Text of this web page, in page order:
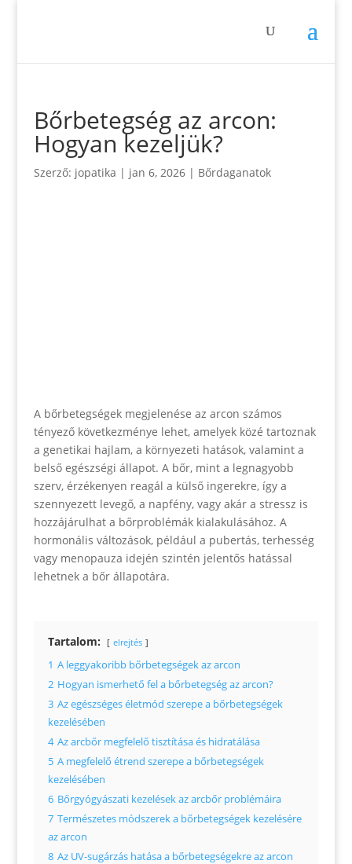
Bőrbetegség az arcon:
Hogyan kezeljük?
Szerző: jopatika | jan 6, 2026| Bőrdaganatok
A bőrbetegségek megjelenése az arcon számos
tényező következménye lehet, amelyek közé tartoznak
a genetikai hajlam, a környezeti hatások, valamint a
belső egészségi állapot. A bőr, mint a legnagyobb
szerv, érzékenyen reagál a külső ingerekre, így a
szennyezett levegő, a napfény, vagy akár a stressz is
hozzájárulhat a bőrproblémák kialakulásához. A
hormonális változások, például a pubertás, terhesség
vagy menopauza idején szintén jelentős hatással
lehetnek a bőr állapotára.
Tartalom: elrejtés
1 A leggyakoribb bőrbetegségek az arcon
2 Hogyan ismerhető fel a bőrbetegség az arcon?
3 Az egészséges életmód szerepe a bőrbetegségek
kezelésében
4 Az arcbőr megfelelő tisztítása és hidratálása
5 A megfelelő étrend szerepe a bőrbetegségek
kezelésében
6 Bőrgyógyászati kezelések az arcbőr problémáira
7 Természetes módszerek a bőrbetegségek kezelésére
az arcon
8 Az UV-sugárzás hatása a bőrbetegségekre az arcon